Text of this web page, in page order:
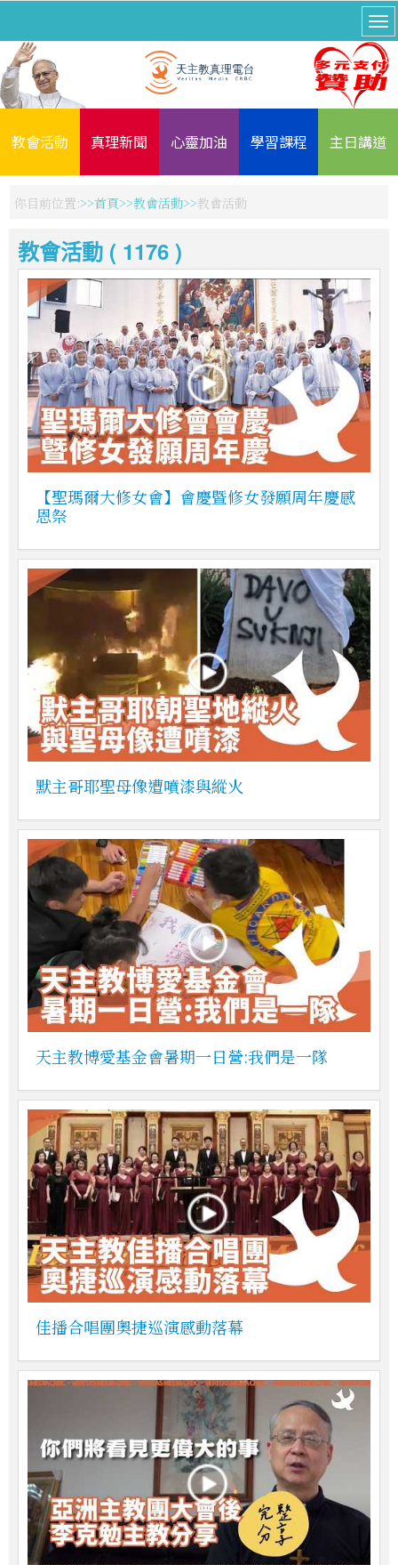
教會活動 真理新聞 心靈加油 學習課程 主日講道
你目前位置: 首頁 教會活動 教會活動
教會活動 ( 1176 )
【聖瑪爾大修女會】會慶暨修女發願周年慶感
恩祭
默主哥耶聖母像遭噴漆與縱火
天主教博愛基金會暑期一日營:我們是一隊
佳播合唱團奧捷巡演感動落幕